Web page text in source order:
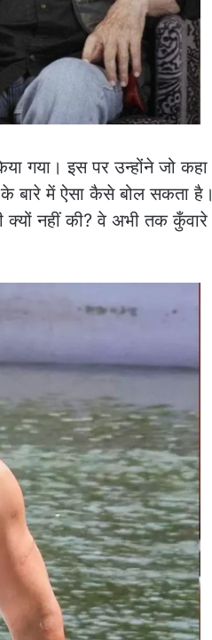
गया। इस पर उन्होंने जो कहा
बारे में ऐसा कैसे बोल सकता है।
नहीं की? वे अभी तक कुँवारे